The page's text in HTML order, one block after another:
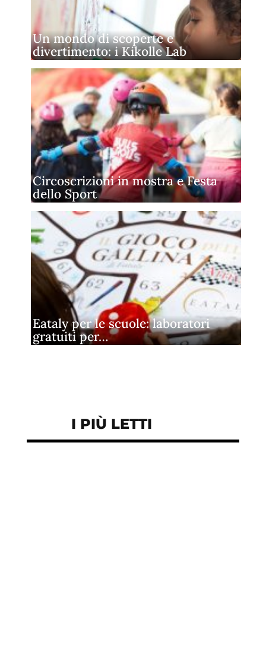
Un mondo di scoperte e
divertimento: i Kikolle Lab
Circoscrizioni in mostra e Festa
dello Sport
Eataly per le scuole: laboratori
gratuiti per…
I PIÙ LETTI